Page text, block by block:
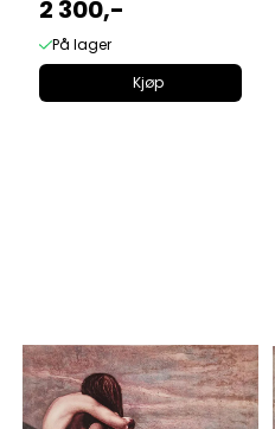
2 300,-
På lager
Kjøp